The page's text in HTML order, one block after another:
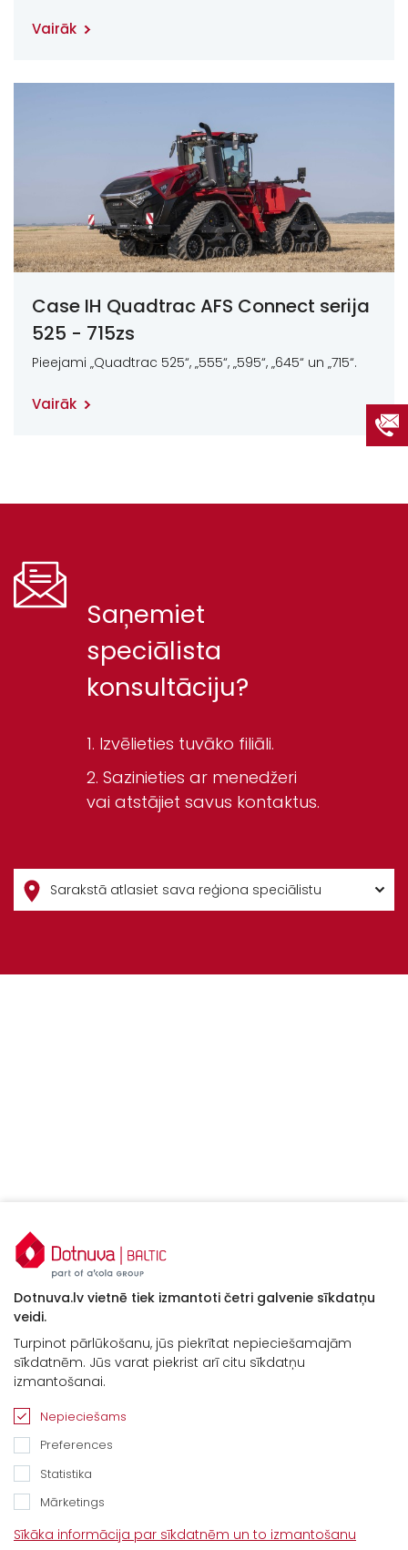
Vairāk
Case IH Quadtrac AFS Connect serija
525 - 715zs
Pieejami „Quadtrac 525“, „555“, „595“, „645“ un „715“.
Vairāk
Saņemiet
speciālista
konsultāciju?
Izvēlieties tuvāko filiāli.
Sazinieties ar menedžeri
vai atstājiet savus kontaktus.
Kontakti
“Baltijas Ceļš”, Brankas, Cenu pagasts,
Jelgavas novads, LV-3043
Tel. +371 67913161
E-pasts:
info@dotnuvabaltic.lv
Dotnuva.lv vietnē tiek izmantoti četri galvenie sīkdatņu
veidi.
Turpinot pārlūkošanu, jūs piekrītat nepieciešamajām
sīkdatnēm. Jūs varat piekrist arī citu sīkdatņu
izmantošanai.
Nepieciešams
Preferences
Statistika
Mārketings
Sīkāka informācija par sīkdatnēm un to izmantošanu